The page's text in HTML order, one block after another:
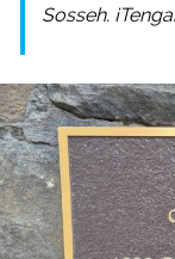
Sosseh.